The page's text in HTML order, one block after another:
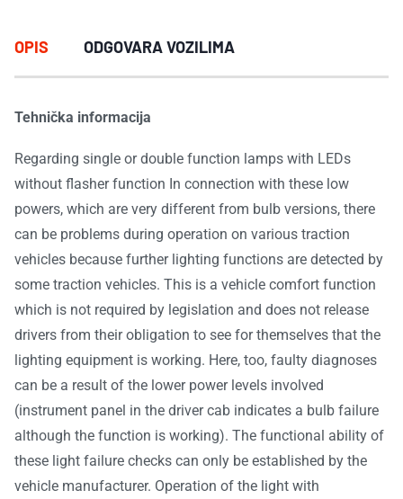
OPIS ODGOVARA VOZILIMA
Tehnička informacija
Regarding single or double function lamps with LEDs
without flasher function In connection with these low
powers, which are very different from bulb versions, there
can be problems during operation on various traction
vehicles because further lighting functions are detected by
some traction vehicles. This is a vehicle comfort function
which is not required by legislation and does not release
drivers from their obligation to see for themselves that the
lighting equipment is working. Here, too, faulty diagnoses
can be a result of the lower power levels involved
(instrument panel in the driver cab indicates a bulb failure
although the function is working). The functional ability of
these light failure checks can only be established by the
vehicle manufacturer. Operation of the light with